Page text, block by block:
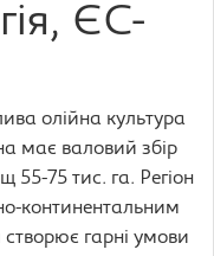
ЄС-
олійна культура
має валовий збір
55-75 тис. га. Регіон
континентальним
гарні умови